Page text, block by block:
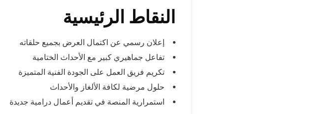
النقاط الرئيسية
إعلان رسمي عن اكتمال العرض بجميع حلقاته
تفاعل جماهيري كبير مع الأحداث الختامية
تكريم فريق العمل على الجودة الفنية المتميزة
حلول مرضية لكافة الألغاز والأحداث
استمرارية المنصة في تقديم أعمال درامية جديدة